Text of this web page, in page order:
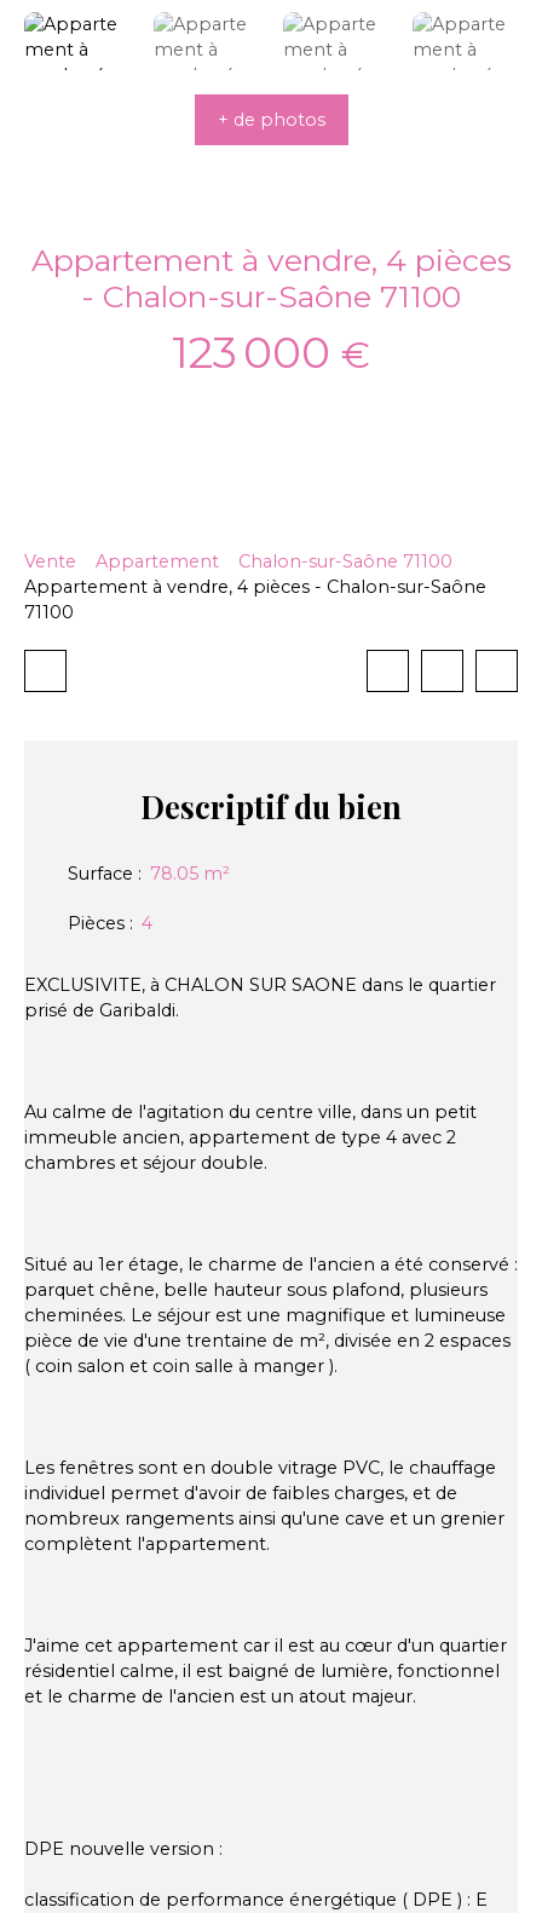
+ de photos
Appartement à vendre, 4 pièces
- Chalon-sur-Saône 71100
123 000 €
Vente Appartement
Chalon-sur-Saône 71100
Appartement à vendre, 4 pièces - Chalon-sur-Saône
71100
Descriptifdu bien
Surface : 78.05 m²
Pièces : 4
EXCLUSIVITE, à CHALON SUR SAONE dans le quartier
prisé de Garibaldi.
Au calme de l'agitation du centre ville, dans un petit
immeuble ancien, appartement de type 4 avec 2
chambres et séjour double.
Situé au 1er étage, le charme de l'ancien a été conservé :
parquet chêne, belle hauteur sous plafond, plusieurs
cheminées. Le séjour est une magnifique et lumineuse
pièce de vie d'une trentaine de m², divisée en 2 espaces
( coin salon et coin salle à manger ).
Les fenêtres sont en double vitrage PVC, le chauffage
individuel permet d'avoir de faibles charges, et de
nombreux rangements ainsi qu'une cave et un grenier
complètent l'appartement.
J'aime cet appartement car il est au cœur d'un quartier
résidentiel calme, il est baigné de lumière, fonctionnel
et le charme de l'ancien est un atout majeur.
DPE nouvelle version :
classification de performance énergétique ( DPE ) : E